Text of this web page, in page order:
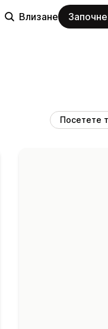
Влизане
Посетете